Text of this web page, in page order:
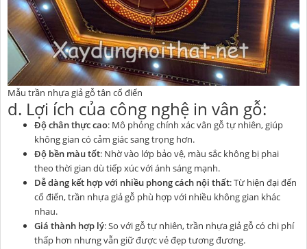
Mẫu trần nhựa giả gỗ tân cổ điển
d. Lợi ích của công nghệ in vân gỗ:
Độ chân thực cao: Mô phỏng chính xác vân gỗ tự nhiên, giúp
không gian có cảm giác sang trọng hơn.
Độ bền màu tốt: Nhờ vào lớp bảo vệ, màu sắc không bị phai
theo thời gian dù tiếp xúc với ánh sáng mạnh.
Dễ dàng kết hợp với nhiều phong cách nội thất: Từ hiện đại đến
cổ điển, trần nhựa giả gỗ phù hợp với nhiều không gian khác
nhau.
Giá thành hợp lý: So với gỗ tự nhiên, trần nhựa giả gỗ có chi phí
thấp hơn nhưng vẫn giữ được vẻ đẹp tương đương.